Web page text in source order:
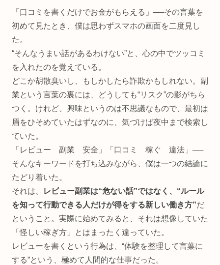
「口コミを書くだけでお金がもらえる」──その言葉を
初めて見たとき、僕は思わずスマホの画面を二度見し
た。
“そんなうまい話があるわけない”と、心の中でツッコミ
を入れたのを覚えている。
どこか胡散臭いし、もしかしたら詐欺かもしれない。副
業という言葉の裏には、どうしても“リスク”の影がちら
つく。けれど、興味というのは不思議なもので、最初は
眉をひそめていたはずなのに、気づけば夜中まで検索し
ていた。
「レビュー 副業 安全」「口コミ 稼ぐ 違法」──
そんなキーワードを打ち込みながら、僕は一つの結論に
たどり着いた。
それは、
レビュー副業は“危ない話”ではなく、“ルール
を知って行動できる人だけが得をする新しい働き方”だ
ということ。実際に始めてみると、それは想像していた
「怪しい稼ぎ方」とはまったく違っていた。
レビューを書くという行為は、“体験を整理して言葉に
する”という、極めて人間的な仕事だった。